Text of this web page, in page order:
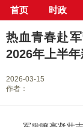
首页 时政
当前位置： 首页>
热血青春赴
2026年上半
2026-03-15
作者：